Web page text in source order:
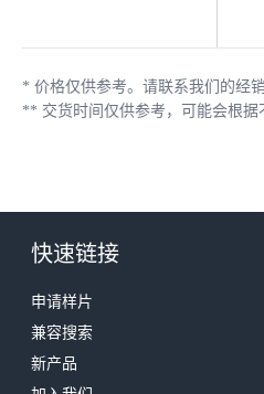
* 价格仅供参考。请联系我们的经
** 交货时间仅供参考，可能会根据
快速链接
申请样片
兼容搜索
新产品